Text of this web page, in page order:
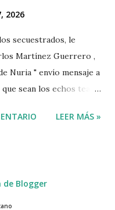
2026
secuestrados, le
Martínez Guerrero ,
Nuria " envío mensaje a
sean los echos team"
iba a traer tanto
martinez Guerrero
el video del
LEER MÁS »
de Blogger